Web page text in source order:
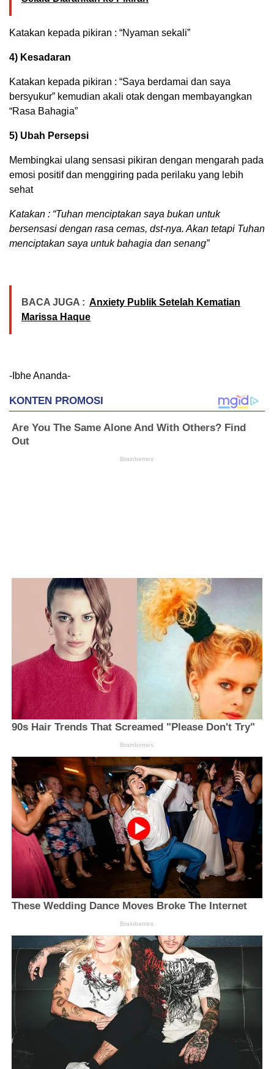
Katakan kepada pikiran : “Nyaman sekali”
4) Kesadaran
Katakan kepada pikiran : “Saya berdamai dan saya
bersyukur” kemudian akali otak dengan membayangkan
“Rasa Bahagia”
5) Ubah Persepsi
Membingkai ulang sensasi pikiran dengan mengarah pada
emosi positif dan menggiring pada perilaku yang lebih
sehat
Katakan : “Tuhan menciptakan saya bukan untuk
bersensasi dengan rasa cemas, dst-nya. Akan tetapi Tuhan
menciptakan saya untuk bahagia dan senang”
BACA JUGA : Anxiety Publik Setelah Kematian
Marissa Haque
-Ibhe Ananda-